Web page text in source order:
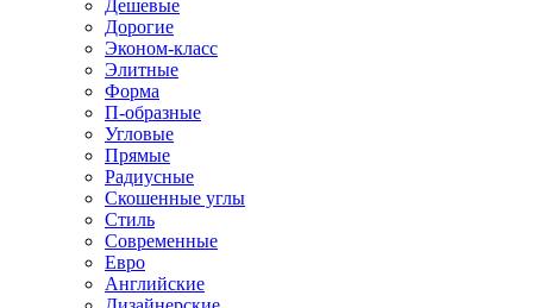
Дешевые
Дорогие
Эконом-класс
Элитные
Форма
П-образные
Угловые
Прямые
Радиусные
Скошенные углы
Стиль
Современные
Евро
Английские